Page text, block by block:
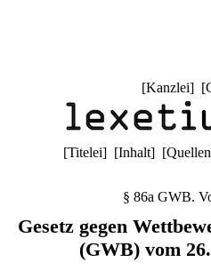
[Kanzlei] [
[Titelei] [Inhalt] [Quellen
§ 86a GWB.
Gesetz gegen
(GWB) vom